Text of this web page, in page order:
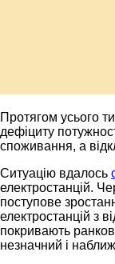
Протягом усього
дефіциту
споживання, а
Ситуацію вдалось
електростанцій.
поступове
електростанцій з
покривають
незначний і